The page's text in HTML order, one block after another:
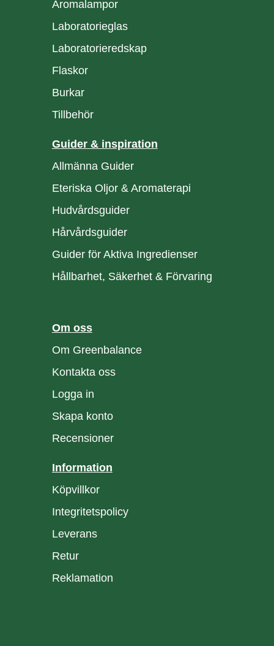
Aromalampor
Laboratorieglas
Laboratorieredskap
Flaskor
Burkar
Tillbehör
Guider & inspiration
Allmänna Guider
Eteriska Oljor & Aromaterapi
Hudvårdsguider
Hårvårdsguider
Guider för Aktiva Ingredienser
Hållbarhet, Säkerhet & Förvaring
Om oss
Om Greenbalance
Kontakta oss
Logga in
Skapa konto
Recensioner
Information
Köpvillkor
Integritetspolicy
Leverans
Retur
Reklamation